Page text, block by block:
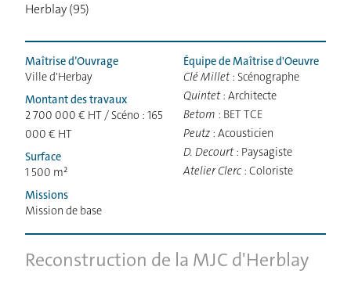
Herblay (95)
Maîtrise d’Ouvrage
Ville d'Herbay
Montant des travaux
2 700 000 € HT / Scéno : 165
000 € HT
Surface
1 500 m²
Missions
Mission de base
Équipe de Maîtrise d'Oeuvre
Clé Millet: Scénographe
Quintet: Architecte
Betom : BET TCE
Peutz : Acousticien
D. Decourt: Paysagiste
Atelier Clerc : Coloriste
Reconstruction de la MJC d'Herblay